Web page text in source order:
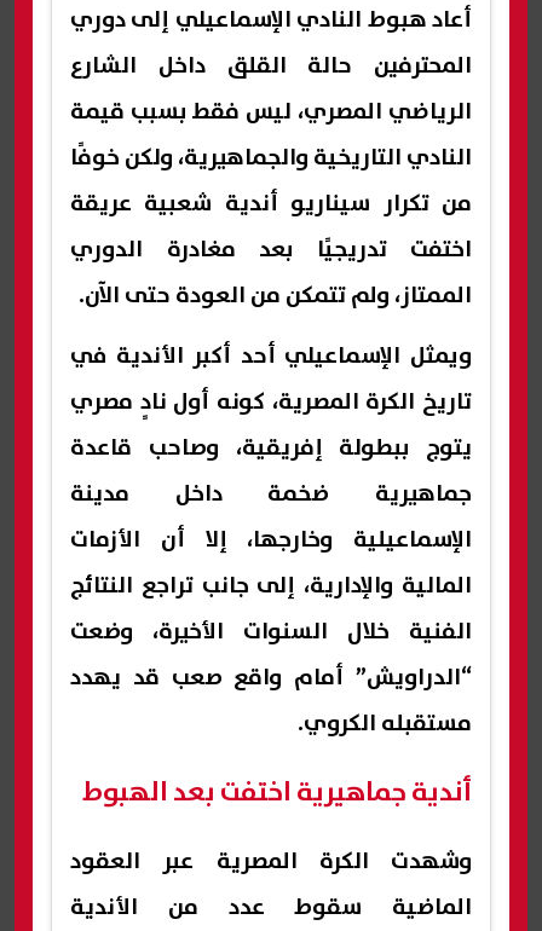
أعاد هبوط النادي الإسماعيلي إلى دوري
المحترفين حالة القلق داخل الشارع
الرياضي المصري، ليس فقط بسبب قيمة
النادي التاريخية والجماهيرية، ولكن خوفًا
من تكرار سيناريو أندية شعبية عريقة
اختفت تدريجيًا بعد مغادرة الدوري
الممتاز، ولم تتمكن من العودة حتى الآن.
ويمثل الإسماعيلي أحد أكبر الأندية في
تاريخ الكرة المصرية، كونه أول نادٍ مصري
يتوج ببطولة إفريقية، وصاحب قاعدة
جماهيرية ضخمة داخل مدينة
الإسماعيلية وخارجها، إلا أن الأزمات
المالية والإدارية، إلى جانب تراجع النتائج
الفنية خلال السنوات الأخيرة، وضعت
“الدراويش” أمام واقع صعب قد يهدد
مستقبله الكروي.
أندية جماهيرية اختفت بعد الهبوط
وشهدت الكرة المصرية عبر العقود
الماضية سقوط عدد من الأندية